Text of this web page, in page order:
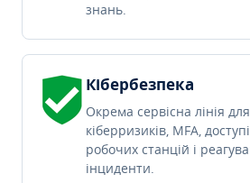
знань.
Кібербезпека
Окрема сервісна лінія
кіберризиків, MFA,
робочих станцій і
інциденти.